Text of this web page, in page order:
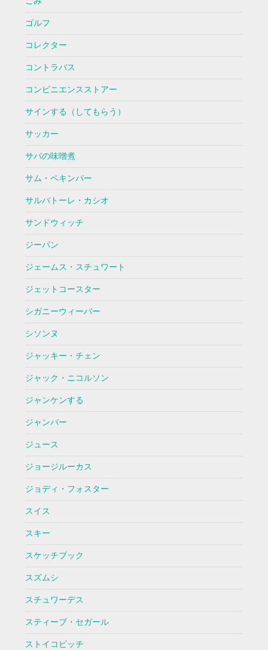
ゴルフ
コレクター
コントラバス
コンビニエンスストアー
サインする（してもらう）
サッカー
サバの味噌煮
サム・ペキンパー
サルバトーレ・カシオ
サンドウィッチ
ジーパン
ジェームス・スチュワート
ジェットコースター
シガニーウィーバー
シソンヌ
ジャッキー・チェン
ジャック・ニコルソン
ジャンケンする
ジャンバー
ジュース
ジョージルーカス
ジョディ・フォスター
スイス
スキー
スケッチブック
スズムシ
スチュワーデス
スティーブ・セガール
ストイコビッチ